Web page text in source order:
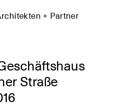
+ Partner
Straße